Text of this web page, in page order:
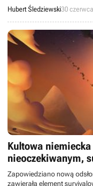
Gollum najwyraźniej
Hubert Śledziewski30
Kultowa
nieoczekiwanym,
Zapowiedziano nową
zawierała element